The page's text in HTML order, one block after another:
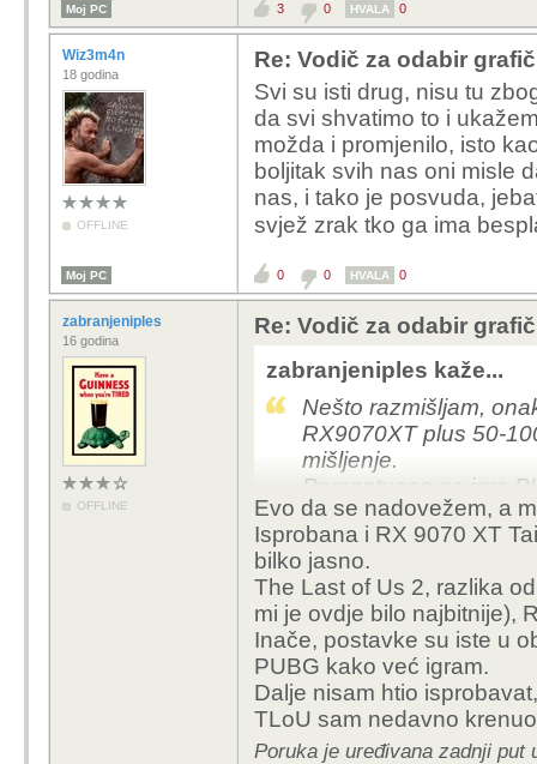
Moj PC 3 0 HVALA 0
Wiz3m4n
18 godina
OFFLINE
Re: Vodič za odabir
Svi su isti drug, nisu tu
da svi shvatimo to i
možda i promjenilo, isto
boljitak svih nas oni misle
nas, i tako je posvuda,
svjež zrak tko ga ima
Moj PC 0 0 HVALA 0
zabranjeniples
16 godina
OFFLINE
Re: Vodič za odabir
zabranjeniples kaže...
Nešto razmišljam,
RX9070XT plus 50-
mišljenje.
Prvenstveno se igra
RTX stara 2.5 godine,
Evo da se nadovežem, a
Isprobana i RX 9070 XT
bilko jasno.
The Last of Us 2, razlika
mi je ovdje bilo najbitnije),
Inače, postavke su iste u
PUBG kako već igram.
Dalje nisam htio
TLoU sam nedavno
Poruka je uređivana zadnji put